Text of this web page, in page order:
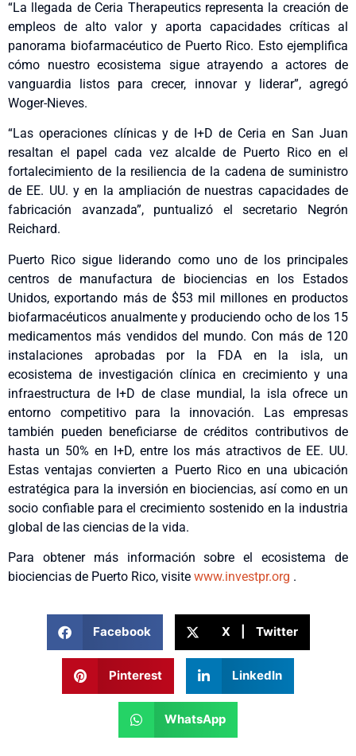
“La llegada de Ceria Therapeutics representa la creación de
empleos de alto valor y aporta capacidades críticas al
panorama biofarmacéutico de Puerto Rico. Esto ejemplifica
cómo nuestro ecosistema sigue atrayendo a actores de
vanguardia listos para crecer, innovar y liderar”, agregó
Woger-Nieves.
“Las operaciones clínicas y de I+D de Ceria en San Juan
resaltan el papel cada vez alcalde de Puerto Rico en el
fortalecimiento de la resiliencia de la cadena de suministro
de EE. UU. y en la ampliación de nuestras capacidades de
fabricación avanzada”, puntualizó el secretario Negrón
Reichard.
Puerto Rico sigue liderando como uno de los principales
centros de manufactura de biociencias en los Estados
Unidos, exportando más de $53 mil millones en productos
biofarmacéuticos anualmente y produciendo ocho de los 15
medicamentos más vendidos del mundo. Con más de 120
instalaciones aprobadas por la FDA en la isla, un
ecosistema de investigación clínica en crecimiento y una
infraestructura de I+D de clase mundial, la isla ofrece un
entorno competitivo para la innovación. Las empresas
también pueden beneficiarse de créditos contributivos de
hasta un 50% en I+D, entre los más atractivos de EE. UU.
Estas ventajas convierten a Puerto Rico en una ubicación
estratégica para la inversión en biociencias, así como en un
socio confiable para el crecimiento sostenido en la industria
global de las ciencias de la vida.
Para obtener más información sobre el ecosistema de
biociencias de Puerto Rico, visite www.investpr.org .
Facebook X | Twitter
Pinterest LinkedIn
WhatsApp